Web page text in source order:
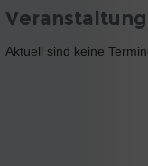
Aktuell sind keine